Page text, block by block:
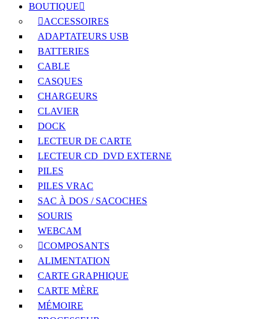
BOUTIQUE
ACCESSOIRES
ADAPTATEURS USB
BATTERIES
CABLE
CASQUES
CHARGEURS
CLAVIER
DOCK
LECTEUR DE CARTE
LECTEUR CD_DVD EXTERNE
PILES
PILES VRAC
SAC À DOS / SACOCHES
SOURIS
WEBCAM
COMPOSANTS
ALIMENTATION
CARTE GRAPHIQUE
CARTE MÈRE
MÉMOIRE